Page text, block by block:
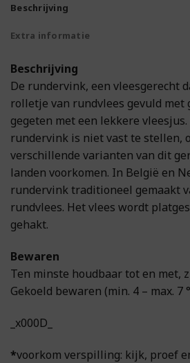
Beschrijving
Extra informatie
Beschrijving
De rundervink, een vleesgerecht
rolletje van rundvlees gevuld met
gegeten met een lekkere
rundervink is niet vast te stellen,
verschillende varianten van dit
landen voorkomen. In België en
rundervink traditioneel gemaakt
rundvlees. Het vlees wordt
gehakt.
Bewaren
Ten minste houdbaar tot en met,
Gekoeld bewaren (min. 4 – max. 7
_x000D_
*voorkom verspilling: kijk, proef